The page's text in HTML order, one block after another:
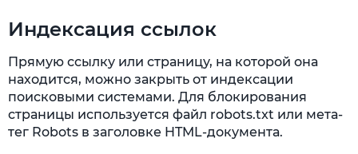
Индексация ссылок
Прямую ссылку или страницу, на которой она
находится, можно закрыть от индексации
поисковыми системами. Для блокирования
страницы используется файл robots.txt или мета-
тег Robots в заголовке HTML-документа.